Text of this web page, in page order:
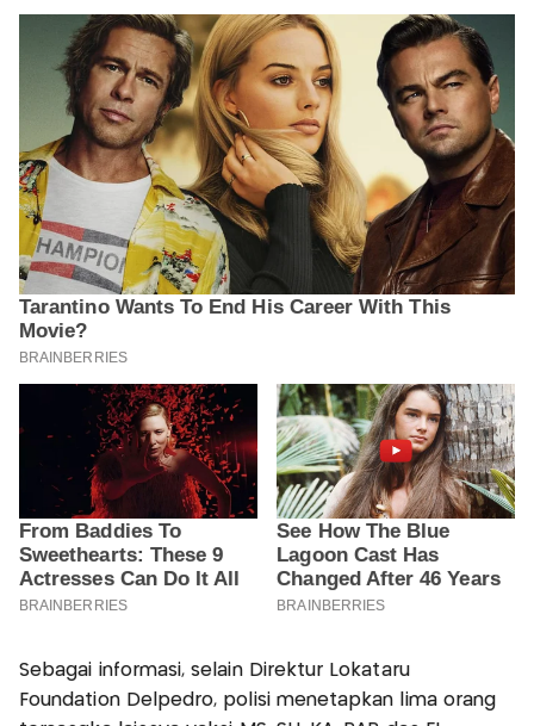
Sebagai informasi, selain Direktur Lokataru
Foundation Delpedro, polisi menetapkan lima orang